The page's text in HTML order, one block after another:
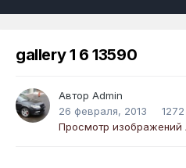
gallery 1 6 13590
Автор Admin
26 февраля, 2013
Просмотр изображений